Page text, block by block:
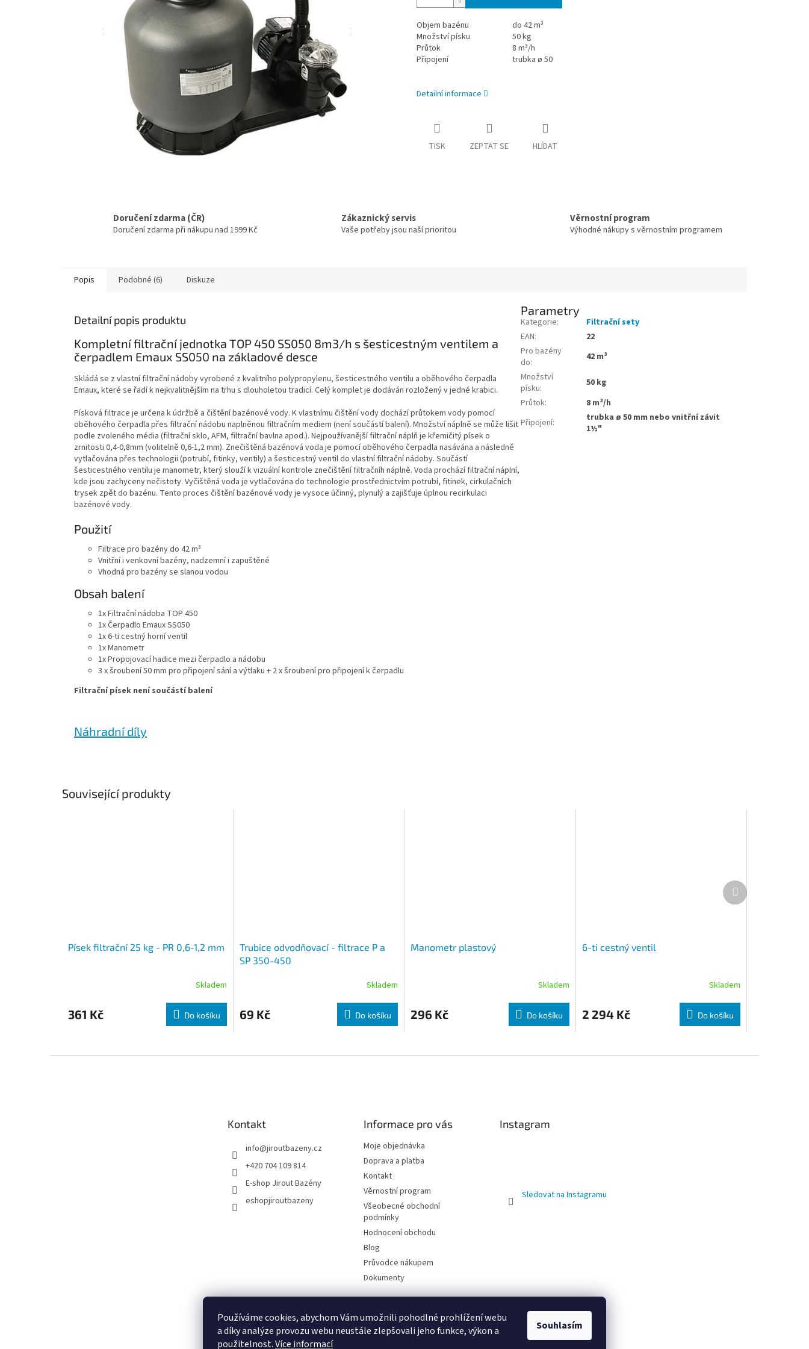
Používáme cookies, abychom Vám umožnili pohodlné prohlížení webu
a díky analýze provozu webu neustále zlepšovali jeho funkce, výkon a
použitelnost.Více informací
Souhlasím
Objem bazénu
do 42 m³
Množství písku
50 kg
Průtok
8 m³/h
Připojení
trubka ø 50
Detailní informace
TISK ZEPTAT SE HLÍDAT
Doručení zdarma (ČR)
Doručení zdarma při nákupu nad 1999 Kč
Zákaznický servis
Vaše potřeby jsou naší prioritou
Věrnostní program
Výhodné nákupy s věrnostním programem
Popis Podobné (6) Diskuze
Detailní popis produktu
Kompletní filtrační jednotka TOP 450 SS050 8m3/h s šesticestným ventilem a
čerpadlem Emaux SS050 na základové desce
Skládá se z vlastní filtrační nádoby vyrobené z kvalitního polypropylenu, šesticestného ventilu a oběhového čerpadla
Emaux, které se řadí k nejkvalitnějším na trhu s dlouholetou tradicí. Celý komplet je dodáván rozložený v jedné krabici.
Písková filtrace je určena k údržbě a čištění bazénové vody. K vlastnímu čištění vody dochází průtokem vody pomocí
oběhového čerpadla přes filtrační nádobu naplněnou filtračním mediem (není součástí balení). Množství náplně se může lišit
podle zvoleného média (filtrační sklo, AFM, filtrační bavlna apod.). Nejpoužívanější filtrační náplň je křemičitý písek o
zrnitosti 0,4-0,8mm (volitelně 0,6-1,2 mm). Znečištěná bazénová voda je pomocí oběhového čerpadla nasávána a následně
vytlačována přes technologii (potrubí, fitinky, ventily) a šesticestný ventil do vlastní filtrační nádoby. Součástí
šesticestného ventilu je manometr, který slouží k vizuální kontrole znečištění filtračníh náplně. Voda prochází filtrační náplní,
kde jsou zachyceny nečistoty. Vyčištěná voda je vytlačována do technologie prostřednictvím potrubí, fitinek, cirkulačních
trysek zpět do bazénu. Tento proces čištění bazénové vody je vysoce účinný, plynulý a zajišťuje úplnou recirkulaci
bazénové vody.
Použití
Filtrace pro bazény do 42 m³
Vnitřní i venkovní bazény, nadzemní i zapuštěné
Vhodná pro bazény se slanou vodou
Obsah balení
1x Filtrační nádoba TOP 450
1x Čerpadlo Emaux SS050
1x 6-ti cestný horní ventil
1x Manometr
1x Propojovací hadice mezi čerpadlo a nádobu
3 x šroubení 50 mm pro připojení sání a výtlaku + 2 x šroubení pro připojení k čerpadlu
Filtrační písek není součástí balení
Náhradní díly
Parametry
Kategorie:
Filtrační sety
EAN:
22
Pro bazény
do:
42 m³
Množství
písku:
50 kg
Průtok:
8 m³/h
Připojení:
trubka ø 50 mm nebo vnitřní závit
1½"
Související produkty
Písek filtrační 25 kg - PR 0,6-1,2 mm
Skladem
361 Kč Do košíku
Trubice odvodňovací - filtrace P a
SP 350-450
Skladem
69 Kč Do košíku
Manometr plastový
Skladem
296 Kč Do košíku
6-ti cestný ventil
Skladem
2 294 Kč Do košíku
Další produkt
Kontakt
info@jiroutbazeny.cz
+420 704 109 814
E-shop Jirout Bazény
eshopjiroutbazeny
Informace pro vás
Moje objednávka
Doprava a platba
Kontakt
Věrnostní program
Všeobecné obchodní
podmínky
Hodnocení obchodu
Blog
Průvodce nákupem
Dokumenty
Instagram
Sledovat na Instagramu